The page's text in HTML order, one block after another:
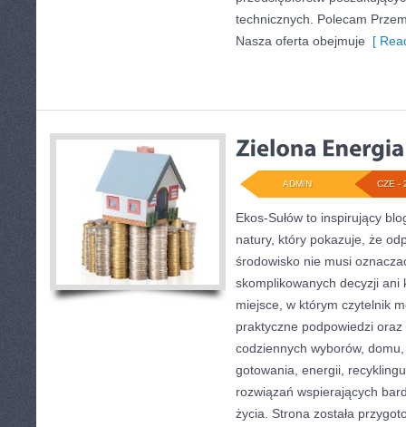
technicznych. Polecam
Nasza oferta obejmuje [
CZE -
ADMIN
Ekos-Sułów to inspirujący
natury, który pokazuje, że
środowisko nie musi
skomplikowanych decyzji ani
miejsce, w którym czytelnik
praktyczne podpowiedzi
codziennych wyborów,
gotowania, energii,
rozwiązań wspierających
życia. Strona została